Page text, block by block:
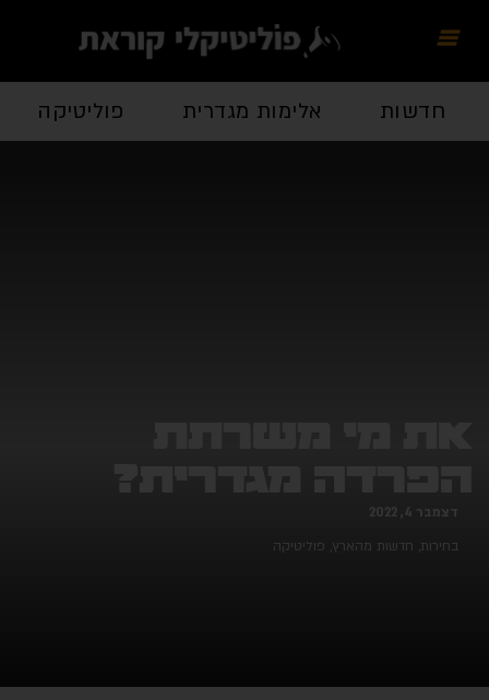
חדשות אלימות מגדרית פוליטיקה
דצמבר 4, 2022
בחירות,חדשות מהארץ,פוליטיקה